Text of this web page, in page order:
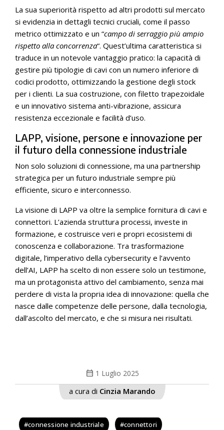
La sua superiorità rispetto ad altri prodotti sul mercato
si evidenzia in dettagli tecnici cruciali, come il passo
metrico ottimizzato e un “campo di serraggio più ampio
rispetto alla concorrenza“. Quest’ultima caratteristica si
traduce in un notevole vantaggio pratico: la capacità di
gestire più tipologie di cavi con un numero inferiore di
codici prodotto, ottimizzando la gestione degli stock
per i clienti. La sua costruzione, con filetto trapezoidale
e un innovativo sistema anti-vibrazione, assicura
resistenza eccezionale e facilità d’uso.
LAPP, visione, persone e innovazione per
il futuro della connessione industriale
Non solo soluzioni di connessione, ma una partnership
strategica per un futuro industriale sempre più
efficiente, sicuro e interconnesso.
La visione di LAPP va oltre la semplice fornitura di cavi e
connettori. L’azienda struttura processi, investe in
formazione, e costruisce veri e propri ecosistemi di
conoscenza e collaborazione. Tra trasformazione
digitale, l’imperativo della cybersecurity e l’avvento
dell’AI, LAPP ha scelto di non essere solo un testimone,
ma un protagonista attivo del cambiamento, senza mai
perdere di vista la propria idea di innovazione: quella che
nasce dalle competenze delle persone, dalla tecnologia,
dall’ascolto del mercato, e che si misura nei risultati.
calendar_month 1 Luglio 2025
a cura di Cinzia Marando
connessione industriale
connettori